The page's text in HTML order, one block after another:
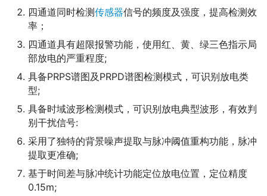
四通道同时检测传感器信号的频度及强度，提高检测效
率；
四通道具有超限报警功能，使用红、黄、绿三色指示局
部放电的严重程度;
具备PRPS谱图及PRPD谱图检测模式，可识别放电类
型;
具备时域波形检测模式，可识别放电典型波形，有效判
别干扰信号:
采用了独特的背景噪声提取与脉冲阈值重构功能，脉冲
提取更准确;
基于时间差与脉冲统计功能定位放电位置，定位精度
0.15m;